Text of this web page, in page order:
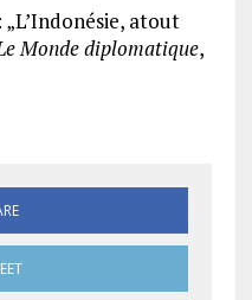
atout
Monde diplomatique,